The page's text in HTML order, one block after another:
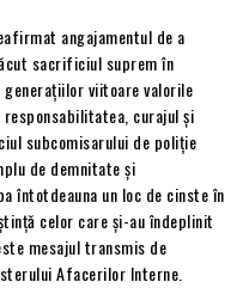
angajamentul de a
sacrificiul suprem în
viitoare valorile
responsabilitatea, curajul și
subcomisarului de poliție
de demnitate și
întotdeauna un loc de cinste în
celor care și-au îndeplinit
mesajul transmis de
Afacerilor Interne.